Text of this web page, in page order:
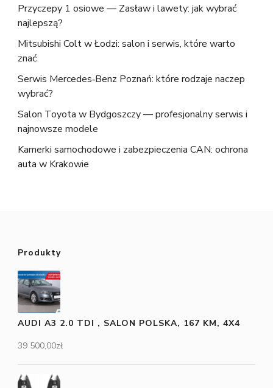
Przyczepy 1 osiowe — Zasław i lawety: jak wybrać
najlepszą?
Mitsubishi Colt w Łodzi: salon i serwis, które warto
znać
Serwis Mercedes‑Benz Poznań: które rodzaje naczep
wybrać?
Salon Toyota w Bydgoszczy — profesjonalny serwis i
najnowsze modele
Kamerki samochodowe i zabezpieczenia CAN: ochrona
auta w Krakowie
Produkty
AUDI A3 2.0 TDI , SALON POLSKA, 167 KM, 4X4
39 500,00zł